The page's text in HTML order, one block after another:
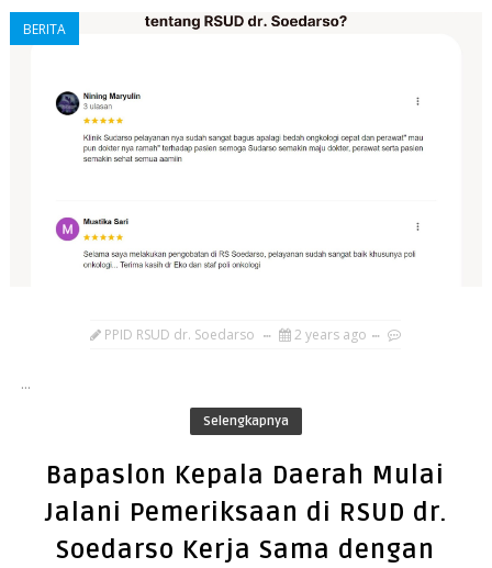
BERITA
PPID RSUD dr. Soedarso 2 years ago
...
Selengkapnya
Bapaslon Kepala Daerah Mulai
Jalani Pemeriksaan di RSUD dr.
Soedarso Kerja Sama dengan